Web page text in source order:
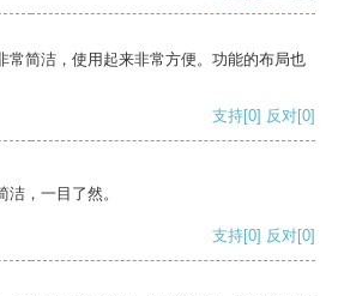
常简洁，使用起来非常方便。功能的布局也
支持[0] 反对[0]
，一目了然。
支持[0] 反对[0]